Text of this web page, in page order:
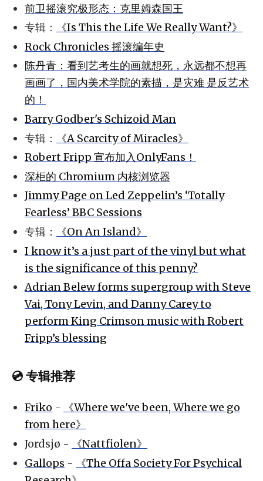
前卫摇滚究极形态：克里姆森国王
专辑：
《Is This the Life We Really Want?》
Rock Chronicles 摇滚编年史
陈丹青：看到艺考生的画就想死，永远都不想再
画画了，国内美术学院的素描，是灾难 是反艺术
的！
Barry Godber's Schizoid Man
专辑：
《A Scarcity of Miracles》
Robert Fripp 宣布加入OnlyFans！
深柜的 Chromium 内核浏览器
Jimmy Page on Led Zeppelin’s ‘Totally
Fearless’ BBC Sessions
专辑：
《On An Island》
I know it’s a just part of the vinyl but what
is the significance of this penny?
Adrian Belew forms supergroup with Steve
Vai, Tony Levin, and Danny Carey to
perform King Crimson music with Robert
Fripp’s blessing
💿 专辑推荐
Friko -
《Where we've been, Where we go
from here》
Jordsjø -
《Nattfiolen》
Gallops -
《The Offa Society For Psychical